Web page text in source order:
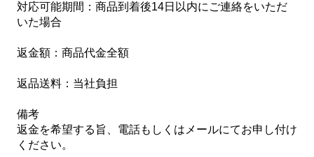
対応可能期間：商品到着後14日以内にご連絡をいただ
いた場合
返金額：商品代金全額
返品送料：当社負担
備考
返金を希望する旨、電話もしくはメールにてお申し付け
ください。